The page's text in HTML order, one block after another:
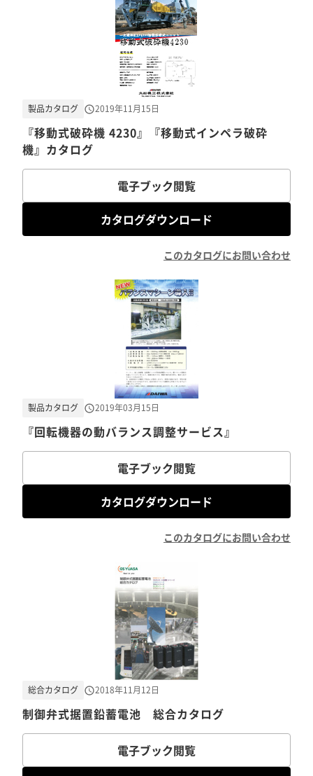
『移動式破砕機 4230』『移動式インペラ破砕
機』カタログ
製品カタログ 2019年11月15日
電子ブック閲覧
カタログダウンロード
このカタログにお問い合わせ
『回転機器の動バランス調整サービス』
製品カタログ 2019年03月15日
電子ブック閲覧
カタログダウンロード
このカタログにお問い合わせ
制御弁式据置鉛蓄電池 総合カタログ
総合カタログ 2018年11月12日
電子ブック閲覧